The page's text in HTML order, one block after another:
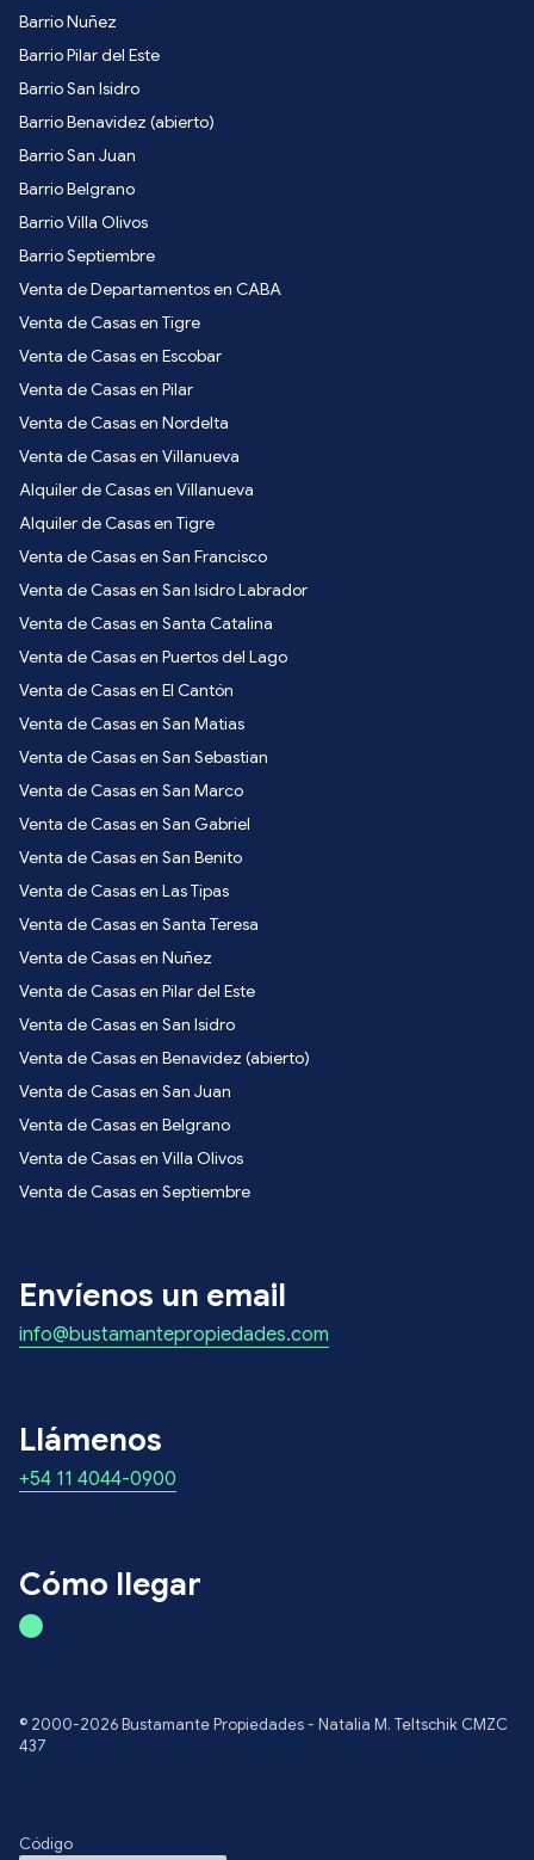
Barrio Nuñez
Barrio Pilar del Este
Barrio San Isidro
Barrio Benavidez (abierto)
Barrio San Juan
Barrio Belgrano
Barrio Villa Olivos
Barrio Septiembre
Venta de Departamentos en CABA
Venta de Casas en Tigre
Venta de Casas en Escobar
Venta de Casas en Pilar
Venta de Casas en Nordelta
Venta de Casas en Villanueva
Alquiler de Casas en Villanueva
Alquiler de Casas en Tigre
Venta de Casas en San Francisco
Venta de Casas en San Isidro Labrador
Venta de Casas en Santa Catalina
Venta de Casas en Puertos del Lago
Venta de Casas en El Cantón
Venta de Casas en San Matias
Venta de Casas en San Sebastian
Venta de Casas en San Marco
Venta de Casas en San Gabriel
Venta de Casas en San Benito
Venta de Casas en Las Tipas
Venta de Casas en Santa Teresa
Venta de Casas en Nuñez
Venta de Casas en Pilar del Este
Venta de Casas en San Isidro
Venta de Casas en Benavidez (abierto)
Venta de Casas en San Juan
Venta de Casas en Belgrano
Venta de Casas en Villa Olivos
Venta de Casas en Septiembre
Envíenos un email
info@bustamantepropiedades.com
Llámenos
+54 11 4044-0900
Cómo llegar
© 2000-2026 Bustamante Propiedades - Natalia M. Teltschik CMZC
437
Código